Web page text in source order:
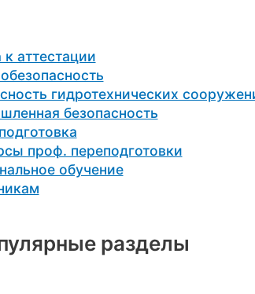
aттестации
гидротехнических
безопасность
проф. переподготовки
обучение
разделы